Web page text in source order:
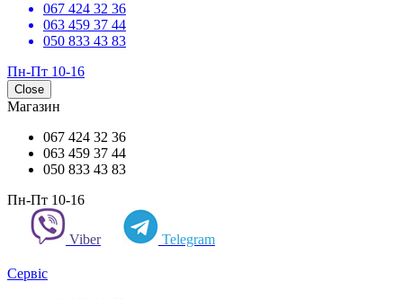
067 424 32 36
063 459 37 44
050 833 43 83
Пн-Пт 10-16
Close
Магазин
067 424 32 36
063 459 37 44
050 833 43 83
Пн-Пт 10-16
Viber Telegram
Сервіс